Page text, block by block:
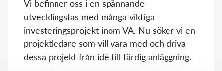
Vi befinner oss i en spännande
utvecklingsfas med många viktiga
investeringsprojekt inom VA. Nu söker vi en
projektledare som vill vara med och driva
dessa projekt från idé till färdig anläggning.